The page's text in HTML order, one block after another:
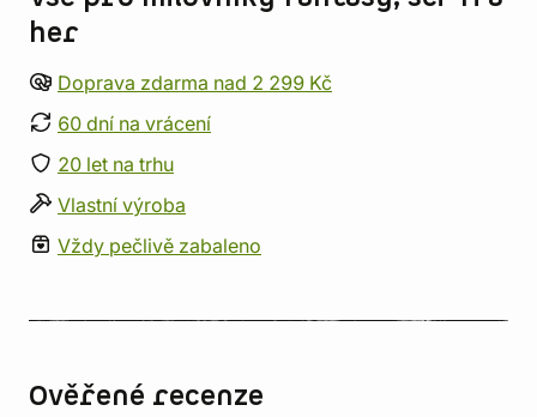
her
Doprava zdarma nad 2 299 Kč
60 dní na vrácení
20 let na trhu
Vlastní výroba
Vždy pečlivě zabaleno
Ověřené recenze